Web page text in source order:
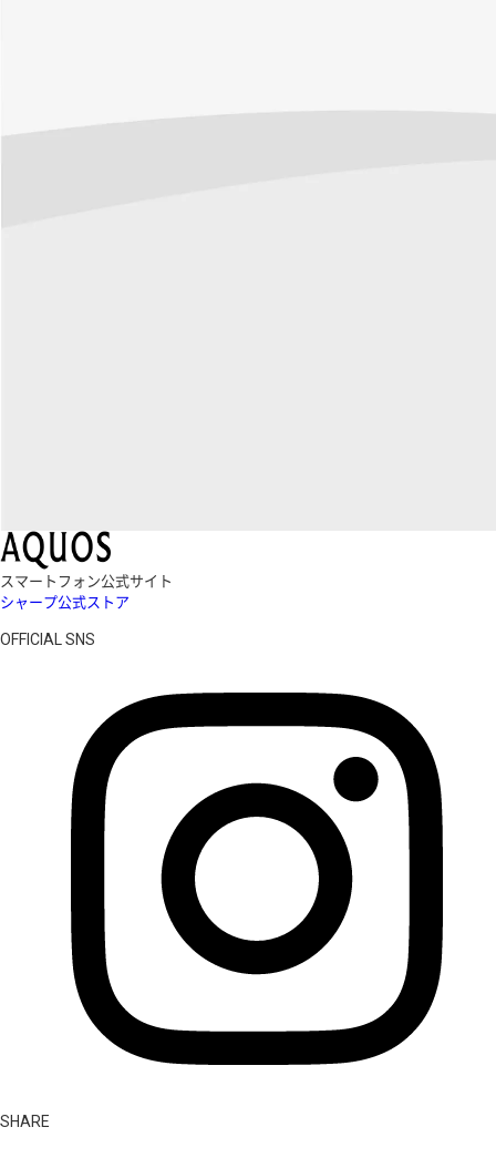
スマートフォン公式サイト
シャープ公式ストア
OFFICIAL SNS
SHARE